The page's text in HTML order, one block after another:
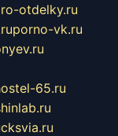
otdelky.ru
porno-vk.ru
65.ru